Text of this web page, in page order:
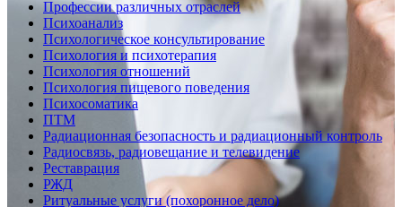
Профессии различных отраслей
Психоанализ
Психологическое консультирование
Психология и психотерапия
Психология отношений
Психология пищевого поведения
Психосоматика
ПТМ
Радиационная безопасность и радиационный контроль
Радиосвязь, радиовещание и телевидение
Реставрация
РЖД
Ритуальные услуги (похоронное дело)